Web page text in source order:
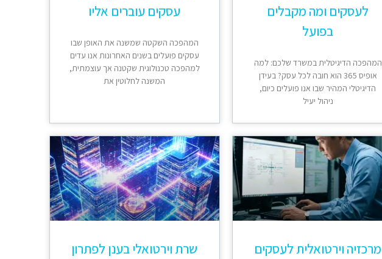
לעסקים ומה מקבלים
בפועל
המהפכה הדיגיטלית במשרד שלכם: למה
אופיס 365 הוא חובה לכל עסק? בעידן
הדיגיטלי המהיר שבו אנו פועלים כיום,
ניהול יעיל
עסקים עוברים אליו
המהפכה השקטה שמשנה את האופן שבו
עסקים פועלים בשנים האחרונות אנו עדים
למהפכה טכנולוגית שקטנה אך עוצמתית,
המשנה לחלוטין את
מרכזיה וירטואלית לעסקים
שרת וירטואלי בענן לפתרון